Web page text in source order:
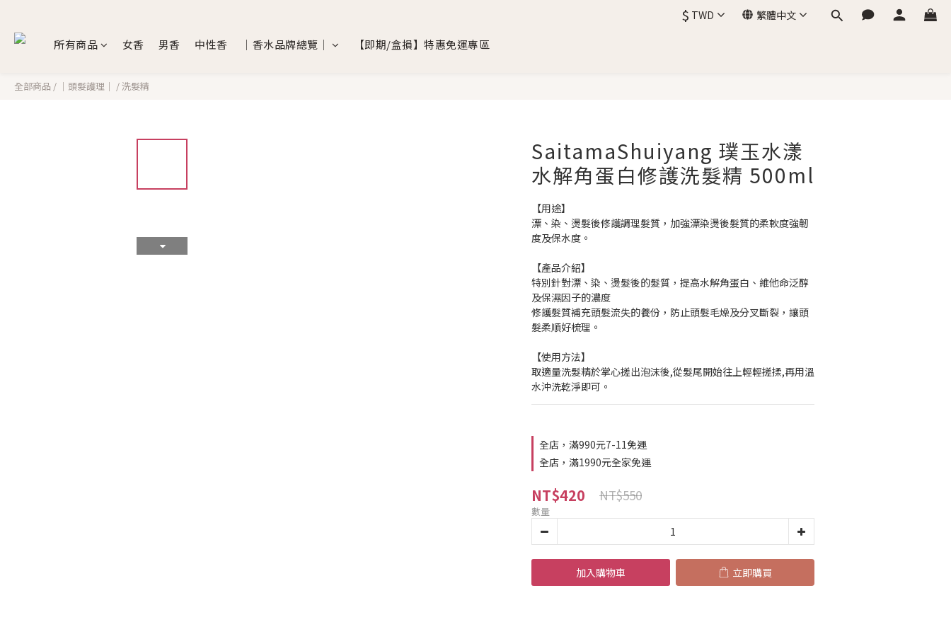
$ TWD 繁體中文
所有商品 女香 男香 中性香 ｜香水品牌總覽｜ 【即期/盒損】特惠免運專區
全部商品 / ｜頭髮護理｜ /洗髮精
SaitamaShuiyang 璞玉水漾
水解角蛋白修護洗髮精 500ml
【用途】
漂、染、燙髮後修護調理髮質，加強漂染燙後髮質的柔軟度強韌
度及保水度。
【產品介紹】
特別針對漂、染、燙髮後的髮質，提高水解角蛋白、維他命泛醇
及保濕因子的濃度
修護髮質補充頭髮流失的養份，防止頭髮毛燥及分叉斷裂，讓頭
髮柔順好梳理。
【使用方法】
取適量洗髮精於掌心搓出泡沫後,從髮尾開始往上輕輕搓揉,再用溫
水沖洗乾淨即可。
全店，滿990元7-11免運
全店，滿1990元全家免運
NT$420 NT$550
數量
加入購物車 立即購買